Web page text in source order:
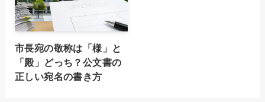
市長宛の敬称は「様」と
「殿」どっち？公文書の
正しい宛名の書き方